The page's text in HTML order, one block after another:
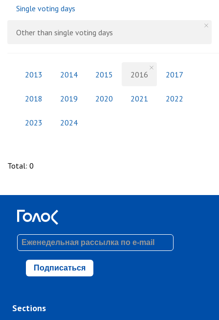
Single voting days
Other than single voting days
2013 2014 2015 2016 2017
2018 2019 2020 2021 2022
2023 2024
Total: 0
Подписаться
Sections